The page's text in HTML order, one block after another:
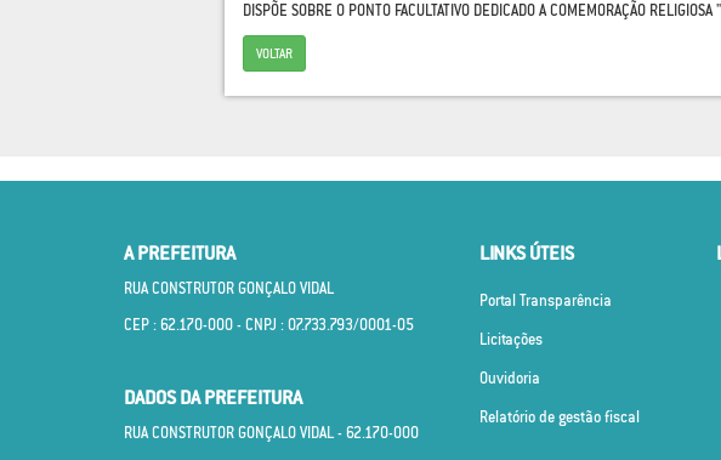
DISPÕE SOBRE O PONTO FACULTATIVO DEDICADO A COMEMORAÇÃO
VOLTAR
A PREFEITURA
RUA CONSTRUTOR GONÇALO VIDAL
CEP : 62.170­-000 - CNPJ : 07.733.793/0001­-05
DADOS DA PREFEITURA
RUA CONSTRUTOR GONÇALO VIDAL - 62.170­-000
LINKS ÚTEIS
Portal Transparência
Licitações
Ouvidoria
Relatório de gestão fiscal